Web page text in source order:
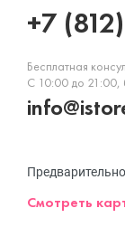
+7
Бесплатная
С 10:00 до 21:00,
Смотреть